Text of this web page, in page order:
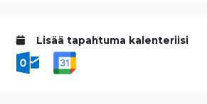
Lisää tapahtuma kalenteriisi